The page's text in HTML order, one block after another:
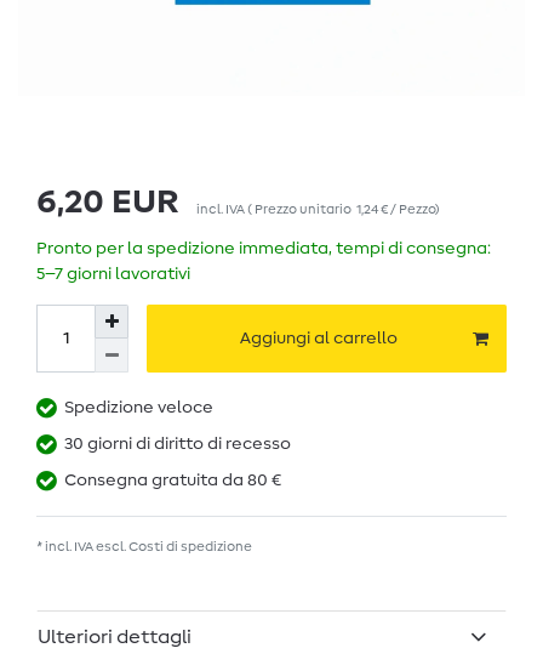
6,20 EUR incl. IVA( Prezzo unitario 1,24 € / Pezzo)
Pronto per la spedizione immediata, tempi di consegna:
5–7 giorni lavorativi
Aggiungi al carrello
Spedizione veloce
30 giorni di diritto di recesso
Consegna gratuita da 80 €
* incl. IVA escl.Costi di spedizione
Ulteriori dettagli